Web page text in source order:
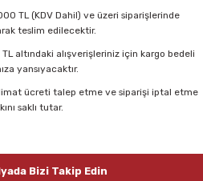
TL (KDV Dahil) ve üzeri siparişlerinde
teslim edilecektir.
altındaki alışverişleriniz için kargo bedeli
yansıyacaktır.
ücreti talep etme ve siparişi iptal etme
saklı tutar.
Bizi Takip Edin